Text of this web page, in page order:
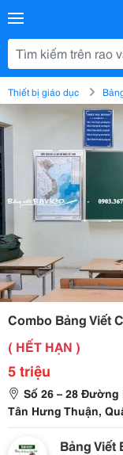
Thiết bị giáo dục
Combo Bảng Viết
( HẾT HẠN )
5 triệu
Số 26 – 28
Tân Hưng Thuận,
Bảng Viết